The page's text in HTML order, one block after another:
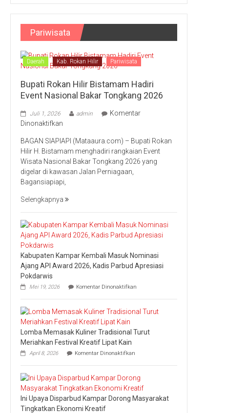
Pariwisata
Daerah Kab. Rokan Hilir Pariwisata
Bupati Rokan Hilir Bistamam Hadiri
Event Nasional Bakar Tongkang 2026
Juli 1, 2026 admin
Komentar
Dinonaktifkan
Rokan
Hilir
Bistamam
Hadiri
Event
Tongkang
2026
BAGAN SIAPIAPI (Mataaura.com) – Bupati Rokan
Hilir H. Bistamam menghadiri rangkaian Event
Wisata Nasional Bakar Tongkang 2026 yang
digelar di kawasan Jalan Perniagaan,
Bagansiapiapi,
Selengkapnya
Kabupaten Kampar Kembali Masuk Nominasi
Ajang API Award 2026, Kadis Parbud Apresiasi
Pokdarwis
Mei 19, 2026 Komentar Dinonaktifkan
Kampar
Kembali
Masuk
Ajang
Apresiasi
Pokdarwis
Lomba Memasak Kuliner Tradisional Turut
Meriahkan Festival Kreatif Lipat Kain
April 8, 2026 Komentar Dinonaktifkan
Memasak
Tradisional
Turut
Meriahkan
Ini Upaya Disparbud Kampar Dorong Masyarakat
Tingkatkan Ekonomi Kreatif